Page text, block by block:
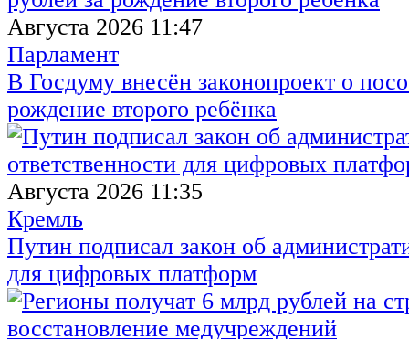
Августа 2026 11:47
Парламент
В Госдуму внесён законопроект о
рождение второго ребёнка
Августа 2026 11:35
Кремль
Путин подписал закон об
для цифровых платформ